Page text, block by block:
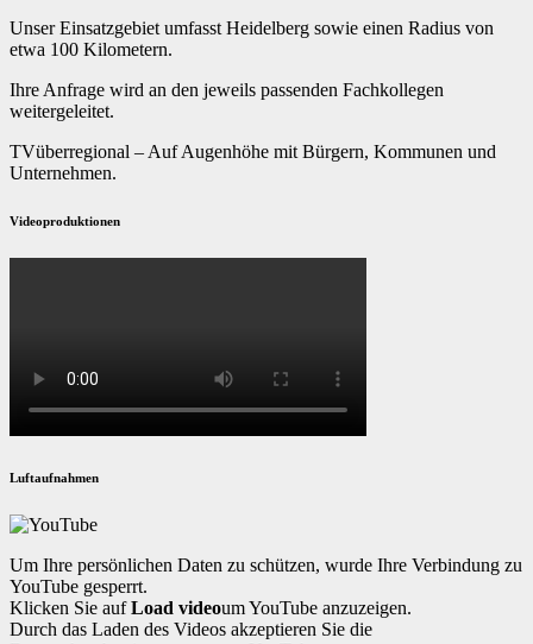
Unser Einsatzgebiet umfasst Heidelberg sowie einen Radius von
etwa 100 Kilometern.
Ihre Anfrage wird an den jeweils passenden Fachkollegen
weitergeleitet.
TVüberregional – Auf Augenhöhe mit Bürgern, Kommunen und
Unternehmen.
Videoproduktionen
Luftaufnahmen
Um Ihre persönlichen Daten zu schützen, wurde Ihre Verbindung zu
YouTube gesperrt.
Klicken Sie aufLoad videoum YouTube anzuzeigen.
Durch das Laden des Videos akzeptieren Sie die